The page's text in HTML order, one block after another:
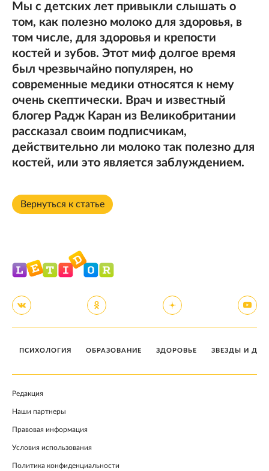
Мы с детских лет привыкли слышать о
том, как полезно молоко для здоровья, в
том числе, для здоровья и крепости
костей и зубов. Этот миф долгое время
был чрезвычайно популярен, но
современные медики относятся к нему
очень скептически. Врач и известный
блогер Радж Каран из Великобритании
рассказал своим подписчикам,
действительно ли молоко так полезно для
костей, или это является заблуждением.
Вернуться к статье
ПСИХОЛОГИЯ ОБРАЗОВАНИЕ ЗДОРОВЬЕ ЗВЕЗДЫ И
Редакция
Наши партнеры
Правовая информация
Условия использования
Политика конфиденциальности